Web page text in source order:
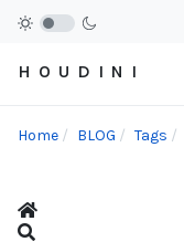
H O U D I N I
Home BLOG Tags
Home